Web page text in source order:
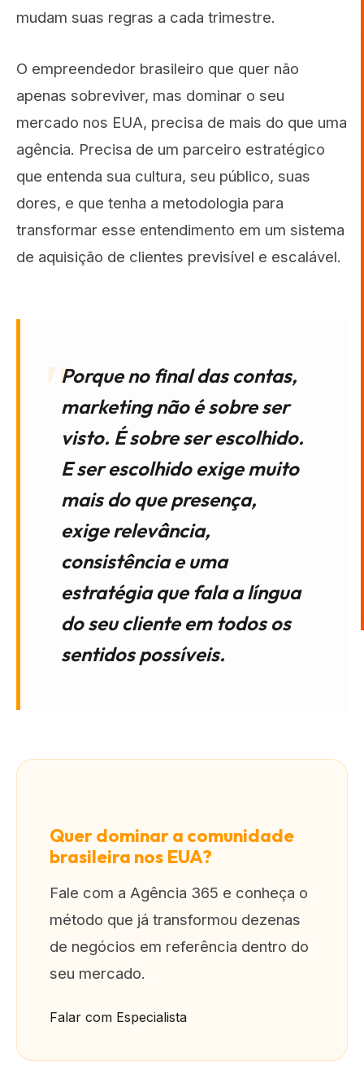
mudam suas regras a cada trimestre.
O empreendedor brasileiro que quer não
apenas sobreviver, mas dominar o seu
mercado nos EUA, precisa de mais do que uma
agência. Precisa de um parceiro estratégico
que entenda sua cultura, seu público, suas
dores, e que tenha a metodologia para
transformar esse entendimento em um sistema
de aquisição de clientes previsível e escalável.
Porque no final das contas,
marketing não é sobre ser
visto. É sobre ser escolhido.
E ser escolhido exige muito
mais do que presença,
exige relevância,
consistência e uma
estratégia que fala a língua
do seu cliente em todos os
sentidos possíveis.
Quer dominar a comunidade
brasileira nos EUA?
Fale com a Agência 365 e conheça o
método que já transformou dezenas
de negócios em referência dentro do
seu mercado.
Falar com Especialista